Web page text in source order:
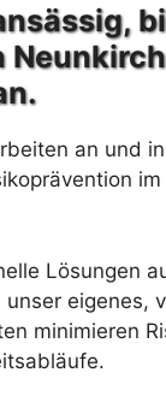
an und in
im
Lösungen
eigenes,
minimieren